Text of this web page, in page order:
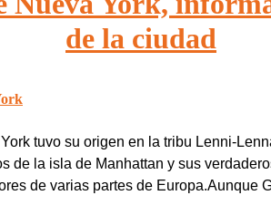
de la ciudad
tuvo su origen en la tribu Lenni-
de la isla de Manhattan y sus
de varias partes de Europa.Aunque